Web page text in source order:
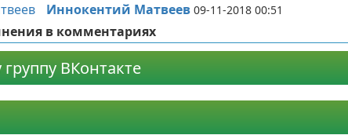
Иннокентий Матвеев 09-11-2018 00:51
в комментариях
ВКонтакте